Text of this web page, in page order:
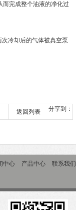
而完成整个油液的净化过
冷却后的气体被真空泵
分享到：
返回列表
中心 产品中心 联系我们